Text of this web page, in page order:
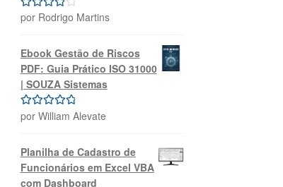
Avaliação
por Rodrigo Martins
Ebook Gestão de Riscos
PDF: Guia Prático ISO 31000
| SOUZA Sistemas
Avaliação5
por William Alevate
Planilha de Cadastro de
Funcionários em Excel VBA
com Dashboard